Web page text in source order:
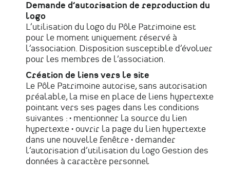
Demande d’autorisation de reproduction du
logo
L’utilisation du logo du Pôle Patrimoine est
pour le moment uniquement réservé à
l’association. Disposition susceptible d’évoluer
pour les membres de l’association.
Création de liens vers le site
Le Pôle Patrimoine autorise, sans autorisation
préalable, la mise en place de liens hypertexte
pointant vers ses pages dans les conditions
suivantes : • mentionner la source du lien
hypertexte • ouvrir la page du lien hypertexte
dans une nouvelle fenêtre • demander
l’autorisation d’utilisation du logo Gestion des
données à caractère personnel